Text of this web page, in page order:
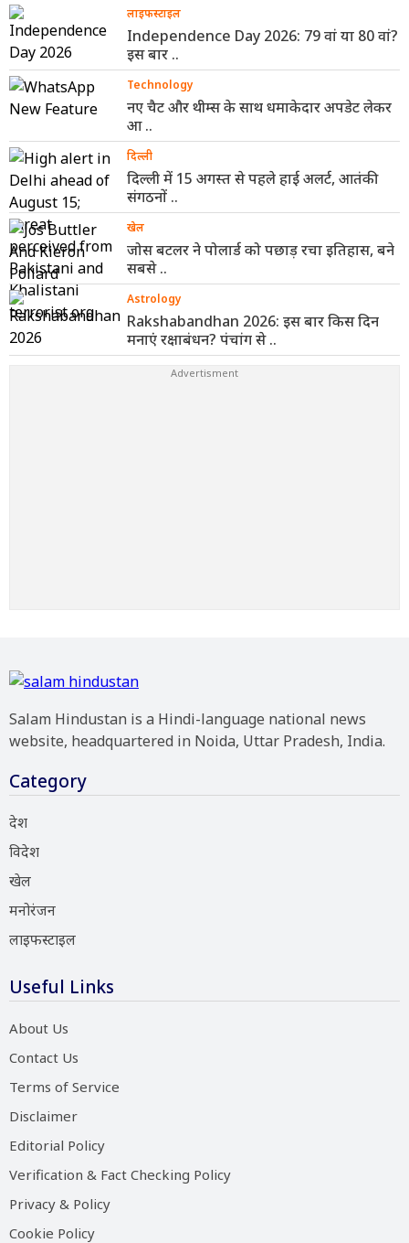
लाइफस्टाइल
Independence Day 2026: 79 वां या 80 वां?
इस बार ..
Technology
नए चैट और थीम्स के साथ धमाकेदार अपडेट लेकर
आ ..
दिल्ली
दिल्ली में 15 अगस्त से पहले हाई अलर्ट, आतंकी
संगठनों ..
खेल
जोस बटलर ने पोलार्ड को पछाड़ रचा इतिहास, बने
सबसे ..
Astrology
Rakshabandhan 2026: इस बार किस दिन
मनाएं रक्षाबंधन? पंचांग से ..
Salam Hindustan is a Hindi-language national news
website, headquartered in Noida, Uttar Pradesh, India.
Category
देश
विदेश
खेल
मनोरंजन
लाइफस्टाइल
Useful Links
About Us
Contact Us
Terms of Service
Disclaimer
Editorial Policy
Verification & Fact Checking Policy
Privacy & Policy
Cookie Policy